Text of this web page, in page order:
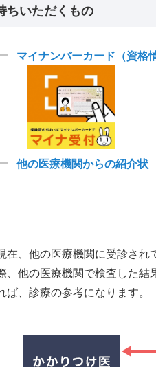
ちいただくもの
マイナンバーカード（資格
他の医療機関からの紹介状
在、他の医療機関に受診され
、他の医療機関で検査した結
ば、診療の参考になります。